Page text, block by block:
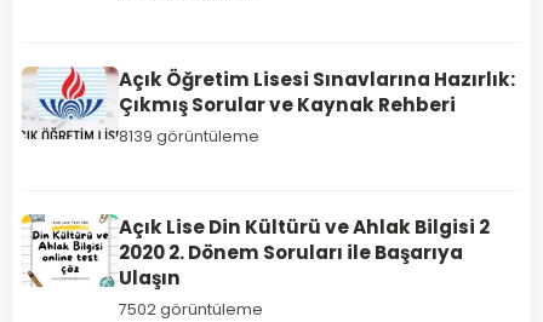
2
Açık
Açık Öğretim Lisesi Sınavlarına Hazırlık:
Çıkmış Sorular ve Kaynak Rehberi
8139 görüntüleme
Açık Lise Din Kültürü ve Ahlak Bilgisi 2
2020 2. Dönem Soruları ile Başarıya
Ulaşın
7502 görüntüleme